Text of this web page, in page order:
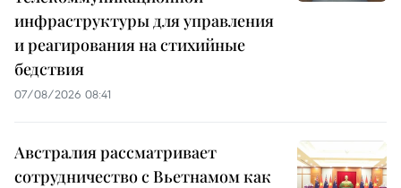
инфраструктуры для управления
и реагирования на стихийные
бедствия
07/08/2026 08:41
Австралия рассматривает
сотрудничество с Вьетнамом как